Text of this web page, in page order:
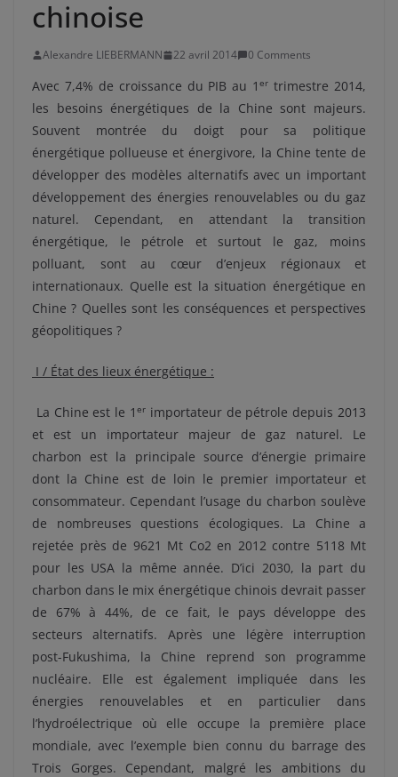
chinoise
Alexandre LIEBERMANN 22 avril 2014 0 Comments
Avec 7,4% de croissance du PIB au 1er trimestre 2014,
les besoins énergétiques de la Chine sont majeurs.
Souvent montrée du doigt pour sa politique
énergétique pollueuse et énergivore, la Chine tente de
développer des modèles alternatifs avec un important
développement des énergies renouvelables ou du gaz
naturel. Cependant, en attendant la transition
énergétique, le pétrole et surtout le gaz, moins
polluant, sont au cœur d’enjeux régionaux et
internationaux. Quelle est la situation énergétique en
Chine ? Quelles sont les conséquences et perspectives
géopolitiques ?
I / État des lieux énergétique :
La Chine est le 1 er importateur de pétrole depuis 2013
et est un importateur majeur de gaz naturel. Le
charbon est la principale source d’énergie primaire
dont la Chine est de loin le premier importateur et
consommateur. Cependant l’usage du charbon soulève
de nombreuses questions écologiques. La Chine a
rejetée près de 9621 Mt Co2 en 2012 contre 5118 Mt
pour les USA la même année. D’ici 2030, la part du
charbon dans le mix énergétique chinois devrait passer
de 67% à 44%, de ce fait, le pays développe des
secteurs alternatifs. Après une légère interruption
post-Fukushima, la Chine reprend son programme
nucléaire. Elle est également impliquée dans les
énergies renouvelables et en particulier dans
l’hydroélectrique où elle occupe la première place
mondiale, avec l’exemple bien connu du barrage des
Trois Gorges. Cependant, malgré les ambitions du